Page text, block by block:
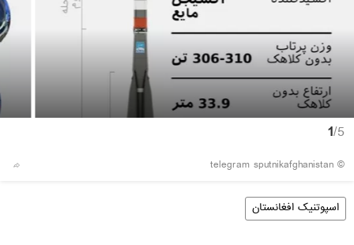
1/5
© telegram sputnikafghanistan
اسپوتنیک افغانستان